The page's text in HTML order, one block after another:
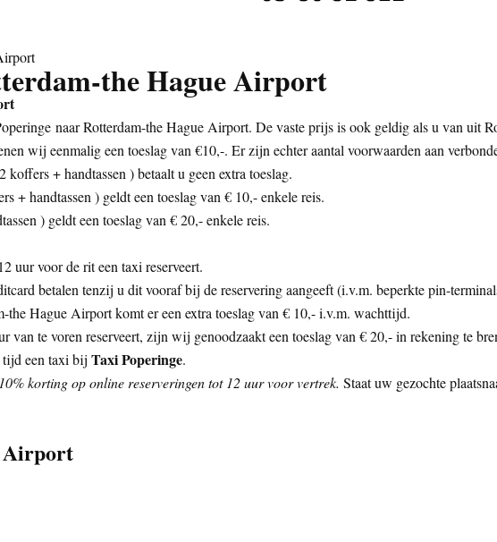
the Hague Airport
naar Rotterdam-the Hague Airport. De vaste prijs is ook geldig als u van uit
wij eenmalig een toeslag van €10,-. Er zijn echter aantal voorwaarden aan
+ handtassen ) betaalt u geen extra toeslag.
+ handtassen ) geldt een toeslag van € 10,- enkele reis.
) geldt een toeslag van € 20,- enkele reis.
uur voor de rit een taxi reserveert.
betalen tenzij u dit vooraf bij de reservering aangeeft (i.v.m. beperkte pin-
Hague Airport komt er een extra toeslag van € 10,- i.v.m. wachttijd.
van te voren reserveert, zijn wij genoodzaakt een toeslag van € 20,- in rekening te
tijd een taxi bij Taxi Poperinge.
korting op online reserveringen tot 12 uur voor vertrek. Staat uw gezochte
Airport